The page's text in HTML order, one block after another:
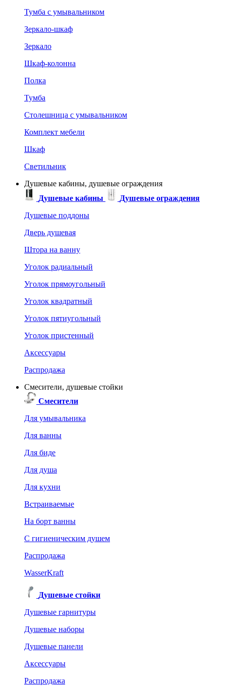
Тумба с умывальником
Зеркало-шкаф
Зеркало
Шкаф-колонна
Полка
Тумба
Столешница с умывальником
Комплект мебели
Шкаф
Светильник
Душевые кабины, душевые ограждения
Душевые кабины
Душевые ограждения
Душевые поддоны
Дверь душевая
Штора на ванну
Уголок радиальный
Уголок прямоугольный
Уголок квадратный
Уголок пятиугольный
Уголок пристенный
Аксессуары
Распродажа
Смесители, душевые стойки
Смесители
Для умывальника
Для ванны
Для биде
Для душа
Для кухни
Встраиваемые
На борт ванны
C гигиеническим душем
Распродажа
WasserKraft
Душевые стойки
Душевые гарнитуры
Душевые наборы
Душевые панели
Аксессуары
Распродажа